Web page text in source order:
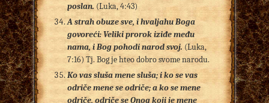
poslan. (Luka, 4:43)
A strah obuze sve, i hvaljahu Boga
govoreći: Veliki prorok iziđe među
nama, i Bog pohodi narod svoj. (Luka,
7:16) Tj. Bog je hteo dobro svome narodu.
Ko vas sluša mene sluša; i ko se vas
odriče mene se odriče; a ko se mene
odriče, odriče se Onog koji je mene